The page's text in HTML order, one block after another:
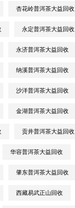
杏花岭普洱茶大益回收
永定普洱茶大益回收
永济普洱茶大益回收
纳溪普洱茶大益回收
沙洋普洱茶大益回收
金湖普洱茶大益回收
贡井普洱茶大益回收
华容普洱茶大益回收
肇东普洱茶大益回收
西藏易武正山回收